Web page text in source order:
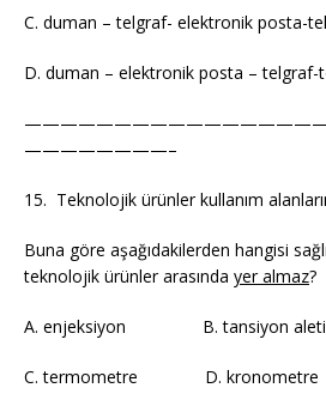
C. duman – telgraf- elektronik posta-
D. duman – elektronik posta – telgraf-
————————–
15. Teknolojik ürünler kullanım
Buna göre aşağıdakilerden hangisi
teknolojik ürünler arasında yer almaz?
A. enjeksiyon B. tansiyon aleti
C. termometre D. kronometre